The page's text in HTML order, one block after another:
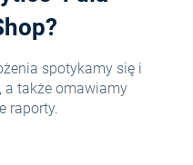
spotykamy się i
a także omawiamy
raporty.